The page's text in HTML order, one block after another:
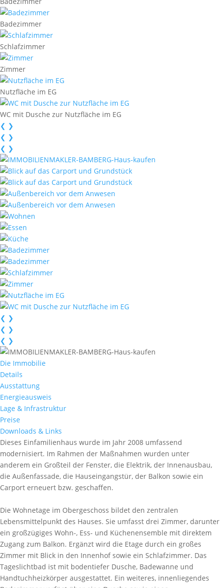
Badezimmer
Schlafzimmer
Zimmer
Nutzfläche im EG
WC mit Dusche zur Nutzfläche im EG
❮ ❯
❮ ❯
❮ ❯
❮ ❯
❮ ❯
❮ ❯
Die Immobilie
Details
Ausstattung
Energieausweis
Lage & Infrastruktur
Preise
Downloads & Links
Dieses Einfamilienhaus wurde im Jahr 2008 umfassend
modernisiert. Im Rahmen der Maßnahmen wurden unter
anderem ein Großteil der Fenster, die Elektrik, der Innenausbau,
die Außenfassade, die Hauseingangstür, der Balkon sowie ein
Carport erneuert bzw. geschaffen.
Die Wohnetage im Obergeschoss bildet den zentralen
Lebensmittelpunkt des Hauses. Sie umfasst drei Zimmer, darunter
ein großzügiges Wohn-, Ess- und Küchenensemble mit direktem
Zugang zum Balkon. Ergänzt wird die Etage durch ein großes
Zimmer mit Blick in den Innenhof sowie ein Schlafzimmer. Das
Tageslichtbad ist mit bodentiefer Dusche, Badewanne und
Handtuchheizkörper ausgestattet. Ein weiteres, innenliegendes